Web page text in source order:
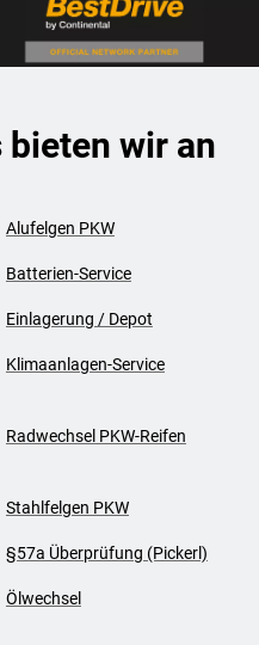
bieten wir an
Alufelgen PKW
Batterien-Service
Einlagerung / Depot
Klimaanlagen-Service
Radwechsel PKW-Reifen
Stahlfelgen PKW
§57a Überprüfung (Pickerl)
Ölwechsel